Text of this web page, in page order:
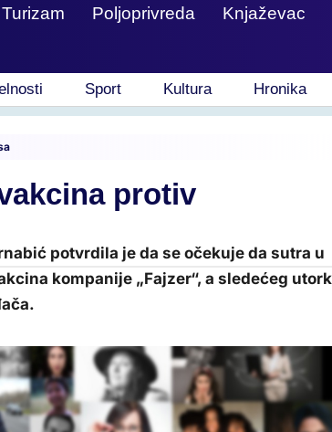
Turizam Poljoprivreda Knjaževac
Sport Kultura Hronika
protiv
potvrdila je da se očekuje da sutra u
kompanije „Fajzer“, a sledećeg